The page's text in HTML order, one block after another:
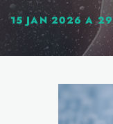
15 JAN 2026 A